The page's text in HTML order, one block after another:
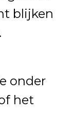
blijken
onder
het